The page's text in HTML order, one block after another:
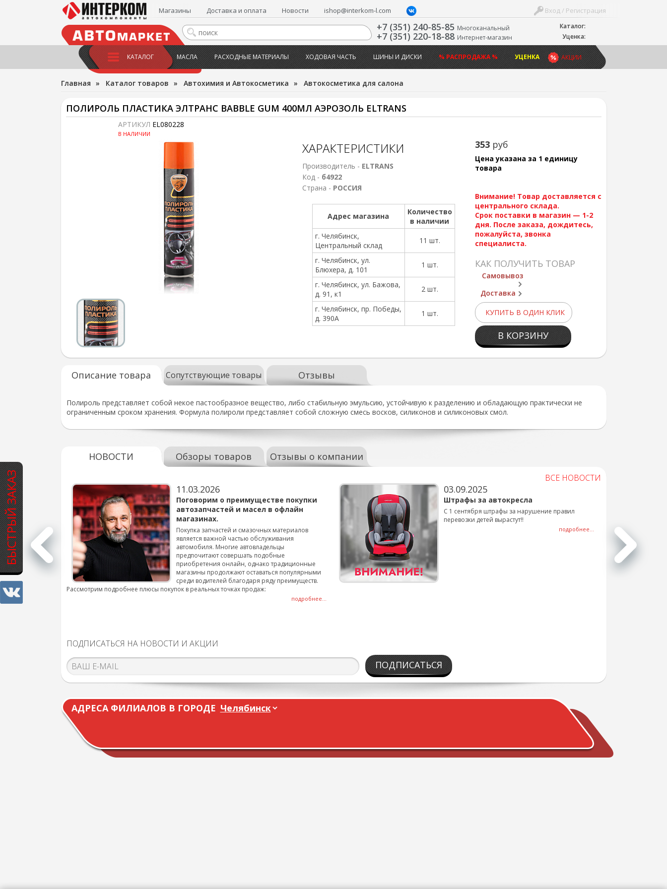
БЫСТРЫЙ ЗАКАЗ
Каталог:
Уценка:
Вход / Регистрация
Магазины Доставка и оплата Новости ishop@interkom-l.com
+7 (351) 240-85-85 Многоканальный
+7 (351) 220-18-88 Интернет-магазин
АКЦИИ
КАТАЛОГ МАСЛА РАСХОДНЫЕ МАТЕРИАЛЫ ХОДОВАЯ ЧАСТЬ ШИНЫ И ДИСКИ % РАСПРОДАЖА % УЦЕНКА
Главная » Каталог товаров » Автохимия и Автокосметика » Автокосметика для салона
ПОЛИРОЛЬ ПЛАСТИКА ЭЛТРАНС BABBLE GUM 400МЛ АЭРОЗОЛЬ ELTRANS
АРТИКУЛ EL080228
В НАЛИЧИИ
353 руб
Цена указана за 1 единицу
товара
Внимание! Товар доставляется с
центрального склада.
Срок поставки в магазин — 1-2
дня. После заказа, дождитесь,
пожалуйста, звонка
специалиста.
КАК ПОЛУЧИТЬ ТОВАР
Самовывоз
Доставка
КУПИТЬ В ОДИН КЛИК
В КОРЗИНУ
ХАРАКТЕРИСТИКИ
Производитель - ELTRANS
Код - б4922
Страна - РОССИЯ
Адрес магазина
Количество
в наличии
г. Челябинск,
Центральный склад
11 шт.
г. Челябинск, ул.
Блюхера, д. 101
1 шт.
г. Челябинск, ул. Бажова,
д. 91, к1
2 шт.
г. Челябинск, пр. Победы,
д. 390А
1 шт.
Описание товара Сопутствующие товары Отзывы
Полироль представляет собой некое пастообразное вещество, либо стабильную эмульсию, устойчивую к разделению и обладающую практически не
ограниченным сроком хранения. Формула полироли представляет собой сложную смесь восков, силиконов и силиконовых смол.
НОВОСТИ Обзоры товаров Отзывы о компании
ВСЕ НОВОСТИ
для
смены шин на
подробнее...
11.03.2026
Поговорим о преимуществе покупки
автозапчастей и масел в офлайн
магазинах.
Покупка запчастей и смазочных материалов
является важной частью обслуживания
автомобиля. Многие автовладельцы
предпочитают совершать подобные
приобретения онлайн, однако традиционные
магазины продолжают оставаться популярными
среди водителей благодаря ряду преимуществ.
Рассмотрим подробнее плюсы покупок в реальных точках продаж:
подробнее...
03.09.2025
Штрафы за автокресла
С 1 сентября штрафы за нарушение правил
перевозки детей вырастут!!
подробнее...
ПОДПИСАТЬСЯ НА НОВОСТИ И АКЦИИ
ПОДПИСАТЬСЯ
АДРЕСА ФИЛИАЛОВ В ГОРОДЕ